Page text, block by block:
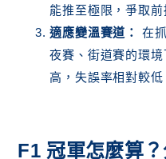
能推至極限，爭取前
適應變溫賽道：
在
夜賽、街道賽的環
高，失誤率相對較低
F1 冠軍怎麼算